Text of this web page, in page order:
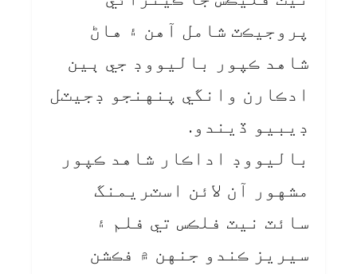
پروجيڪٽ شامل آهن ۽ هاڻ
شاهد ڪپور باليووڊ جي ٻين
ادڪارن وانگي پنهنجو ڊجيٽل
ڊيبيو ڏيندو.
باليووڊ اداڪار شاهد ڪپور
مشهور آن لائن اسٽريمنگ
سائٽ نيٽ فلڪس تي فلم ۽
سيريز ڪندو جنهن ۾ فڪشن